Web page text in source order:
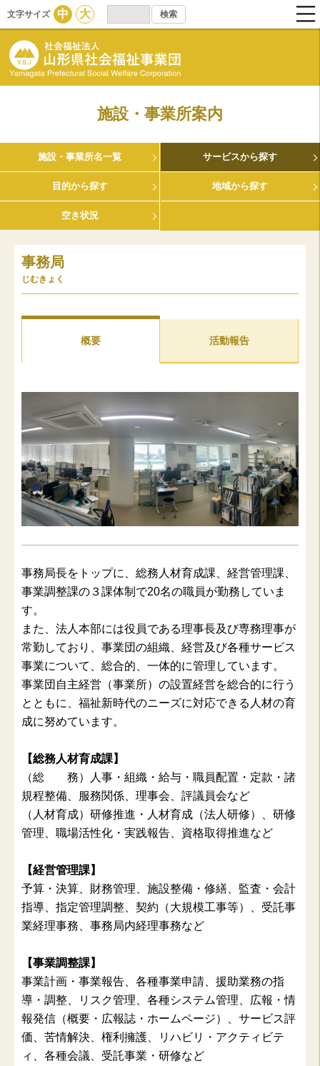
文字サイズ 中 大
施設・事業所案内
施設・事業所名一覧 サービスから探す
目的から探す 地域から探す
空き状況
事務局
じむきょく
概要 活動報告
事務局長をトップに、総務人材育成課、経営管理課、
事業調整課の３課体制で20名の職員が勤務していま
す。
また、法人本部には役員である理事長及び専務理事が
常勤しており、事業団の組織、経営及び各種サービス
事業について、総合的、一体的に管理しています。
事業団自主経営（事業所）の設置経営を総合的に行う
とともに、福祉新時代のニーズに対応できる人材の育
成に努めています。
【総務人材育成課】
（総 務）人事・組織・給与・職員配置・定款・諸
規程整備、服務関係、理事会、評議員会など
（人材育成）研修推進・人材育成（法人研修）、研修
管理、職場活性化・実践報告、資格取得推進など
【経営管理課】
予算・決算、財務管理、施設整備・修繕、監査・会計
指導、指定管理調整、契約（大規模工事等）、受託事
業経理事務、事務局内経理事務など
【事業調整課】
事業計画・事業報告、各種事業申請、援助業務の指
導・調整、リスク管理、各種システム管理、広報・情
報発信（概要・広報誌・ホームページ）、サービス評
価、苦情解決、権利擁護、リハビリ・アクティビテ
ィ、各種会議、受託事業・研修など